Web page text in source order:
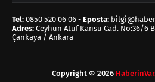
Tel: 0850 520 06 06 - Eposta:
Adres: Ceyhun Atuf Kansu Cad. No:36/6
Çankaya / Ankara
Copyright © 2026